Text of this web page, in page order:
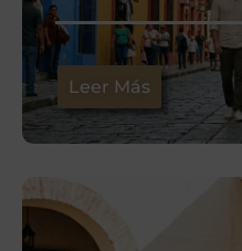
Leer Más